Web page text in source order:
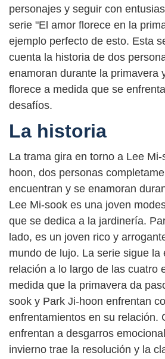
personajes y seguir con
serie "El amor florece en la
ejemplo perfecto de esto. Esta
cuenta la historia de dos
enamoran durante la primavera
florece a medida que se
desafíos.
La historia
La trama gira en torno a Lee
hoon, dos personas
encuentran y se enamoran
Lee Mi-sook es una joven
que se dedica a la jardinería.
lado, es un joven rico y
mundo de lujo. La serie sigue la
relación a lo largo de las cuatro
medida que la primavera da
sook y Park Ji-hoon enfrentan
enfrentamientos en su relación.
enfrentan a desgarros
invierno trae la resolución y la